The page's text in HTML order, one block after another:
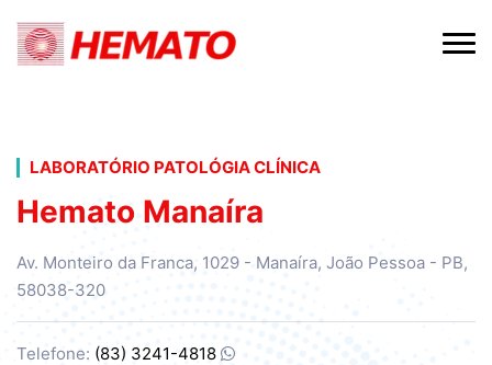
LABORATÓRIO PATOLÓGIA CLÍNICA
Hemato Manaíra
Av. Monteiro da Franca, 1029 - Manaíra, João Pessoa - PB,
58038-320
Telefone: (83) 3241-4818